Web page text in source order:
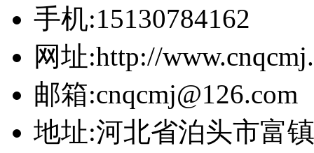
手机:15130784162
网址:http://
邮箱:cnqcmj@126.com
地址:河北省泊头市富